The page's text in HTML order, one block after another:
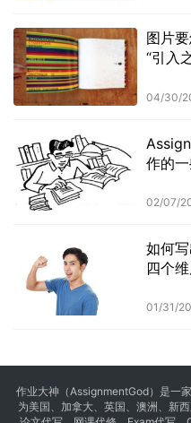
图片
“引入
04/30/
作的
02/07/
如何
四个
01/31/
作业大神（AssignmentGod）是一
为美国、加拿大、英国、澳洲、新